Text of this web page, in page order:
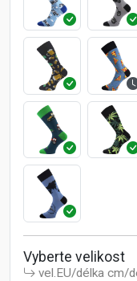
Vyberte velikost
vel.EU/délka cm/